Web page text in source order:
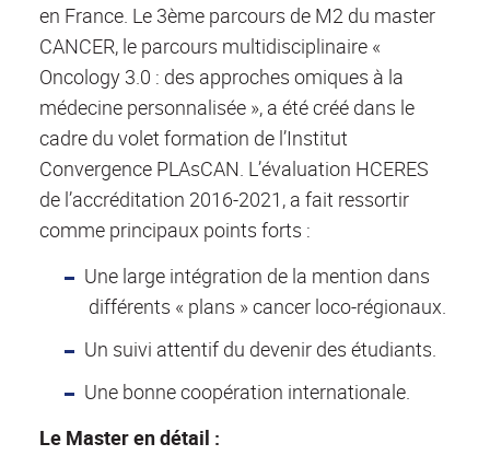
en France. Le 3ème parcours de M2 du master
CANCER, le parcours multidisciplinaire «
Oncology 3.0 : des approches omiques à la
médecine personnalisée », a été créé dans le
cadre du volet formation de l’Institut
Convergence PLAsCAN. L’évaluation HCERES
de l’accréditation 2016-2021, a fait ressortir
comme principaux points forts :
Une large intégration de la mention dans
différents « plans » cancer loco-régionaux.
Un suivi attentif du devenir des étudiants.
Une bonne coopération internationale.
Le Master en détail :